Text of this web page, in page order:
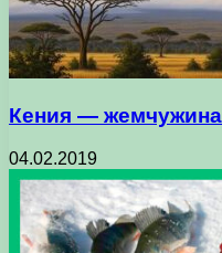
Кения —
04.02.2019